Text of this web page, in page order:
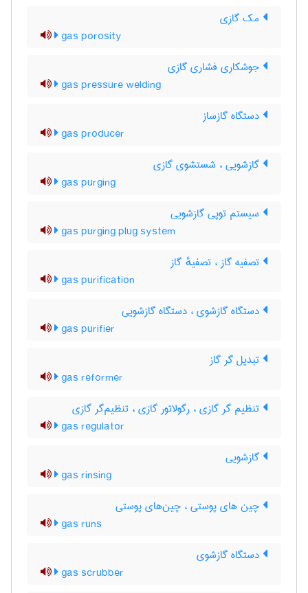
مک گازی
gas porosity
جوشکاری فشاری گازی
gas pressure welding
دستگاه گازساز
gas producer
گازشویی ، شستشوی گازی
gas purging
سیستم توپی گازشویی
gas purging plug system
تصفیه گاز ، تصفیهٔ گاز
gas purification
دستگاه گازشوی ، دستگاه گازشویی
gas purifier
تبدیل گر گاز
gas reformer
تنظیم گر گازی ، رگولاتور گازی ، تنظیم‌گر گازی
gas regulator
گازشویی
gas rinsing
چین های پوستی ، چین‌های پوستی
gas runs
دستگاه گازشوی
gas scrubber